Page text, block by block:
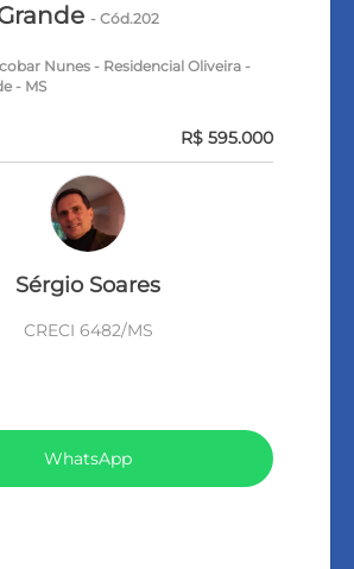
- Cód.202
Nunes - Residencial Oliveira -
- MS
R$ 595.000
Sérgio Soares
CRECI 6482/MS
WhatsApp